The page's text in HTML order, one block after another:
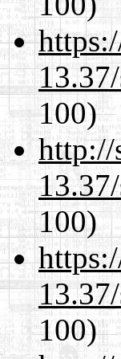
100)
http://
100)
100)